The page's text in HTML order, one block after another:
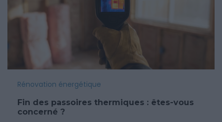
Rénovation énergétique
Fin des passoires thermiques : êtes-vous
concerné ?